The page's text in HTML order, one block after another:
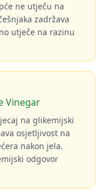
ne utječu na
zadržava
utječe na razinu
Vinegar
na glikemijski
osjetljivost na
nakon jela.
odgovor